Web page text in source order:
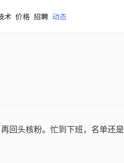
术 价格 招聘 动态
回头核粉。忙到下班，名单还